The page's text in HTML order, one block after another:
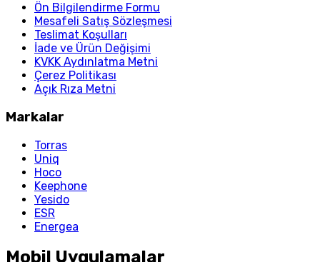
Ön Bilgilendirme Formu
Mesafeli Satış Sözleşmesi
Teslimat Koşulları
İade ve Ürün Değişimi
KVKK Aydınlatma Metni
Çerez Politikası
Açık Rıza Metni
Markalar
Torras
Uniq
Hoco
Keephone
Yesido
ESR
Energea
Mobil Uygulamalar